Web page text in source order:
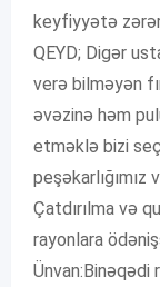
keyfiyyətə
QEYD; Digər
verə bilməyən
əvəzinə həm
etməklə bizi
peşəkarlığımız
Çatdırılma və
rayonlara
Ünvan:Binəqədi